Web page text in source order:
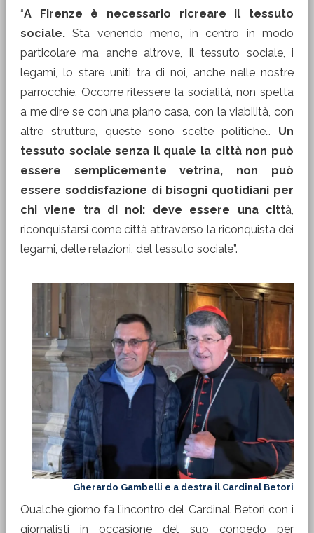
“A Firenze è necessario ricreare il tessuto
sociale.Sta venendo meno, in centro in modo
particolare ma anche altrove, il tessuto sociale, i
legami, lo stare uniti tra di noi, anche nelle nostre
parrocchie. Occorre ritessere la socialità, non spetta
a me dire se con una piano casa, con la viabilità, con
altre strutture, queste sono scelte politiche… Un
tessuto sociale senza il quale la città non può
essere semplicemente vetrina, non può
essere soddisfazione di bisogni quotidiani per
chi viene tra di noi: deve essere una città,
riconquistarsi come città attraverso la riconquista dei
legami, delle relazioni, del tessuto sociale”.
Gherardo Gambelli e a destra il Cardinal Betori
Qualche giorno fa l’incontro del Cardinal Betori con i
giornalisti in occasione del suo congedo per